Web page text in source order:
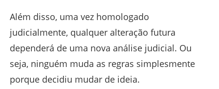
Além disso, uma vez homologado
judicialmente, qualquer alteração futura
dependerá de uma nova análise judicial. Ou
seja, ninguém muda as regras simplesmente
porque decidiu mudar de ideia.